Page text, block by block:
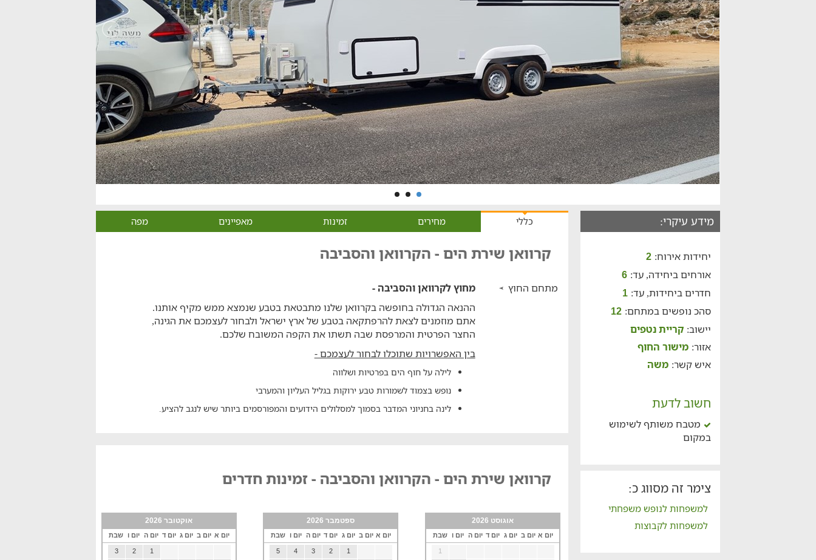
מידע עיקרי:
יחידות אירוח: 2
אורחים ביחידה, עד: 6
חדרים ביחידות, עד: 1
סהכ נופשים במתחם: 12
יישוב: קריית נטפים
אזור: מישור החוף
איש קשר: משה
חשוב לדעת
מטבח משותף לשימוש
במקום
צימר זה מסווג כ:
למשפחות לנופש משפחתי
למשפחות לקבוצות
כללי מחירים זמינות מאפיינים מפה
קרוואן שירת הים - הקרוואן והסביבה
מתחם החוץ
מחוץ לקרוואן והסביבה -
ההנאה הגדולה בחופשה בקרוואן שלנו מתבטאת בטבע שנמצא ממש מקיף אותנו.
אתם מוזמנים לצאת להרפתקאה בטבע של ארץ ישראל ולבחור לעצמכם את הגינה,
החצר הפרטית והמרפסת שבה תשתו את הקפה המשובח שלכם.
בין האפשרויות שתוכלו לבחור לעצמכם -
לילה על חוף הים בפרטיות ושלווה
נופש בצמוד לשמורות טבע ירוקות בגליל העליון והמערבי
לינה בחניוני המדבר בסמוך למסלולים הידועים והמפורסמים ביותר שיש לנגב להציע.
קרוואן שירת הים - הקרוואן והסביבה - זמינות חדרים
אוגוסט 2026
יום א יום ב יום ג יום ד יום ה יום ו שבת
1
ספטמבר 2026
יום א יום ב יום ג יום ד יום ה יום ו שבת
1
2
3
4
5
אוקטובר 2026
יום א יום ב יום ג יום ד יום ה יום ו שבת
1
2
3